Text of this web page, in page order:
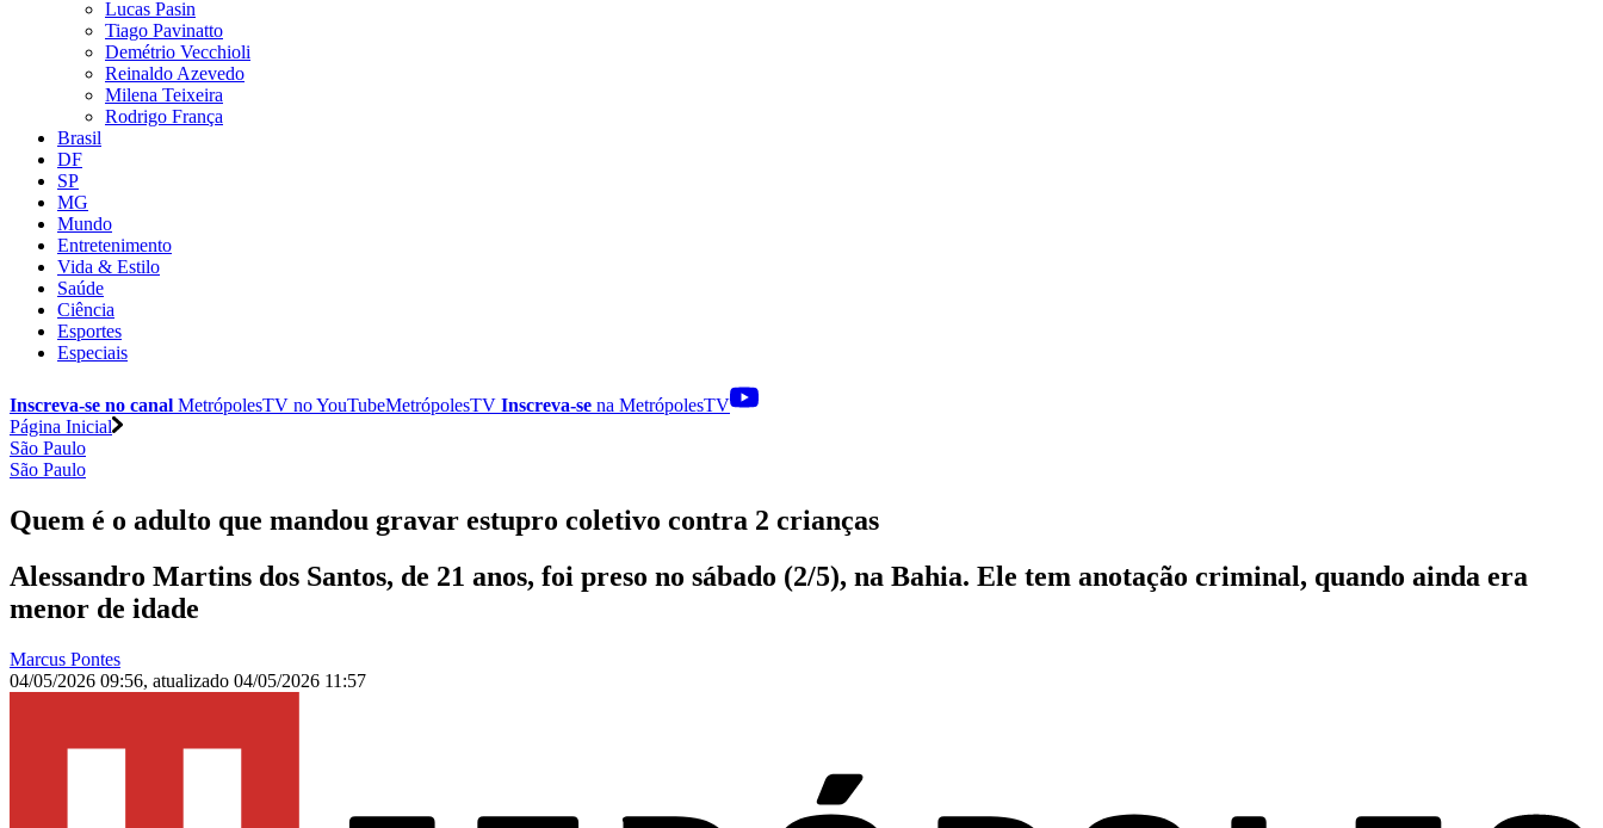
Lucas Pasin
Tiago Pavinatto
Demétrio Vecchioli
Reinaldo Azevedo
Milena Teixeira
Rodrigo França
Brasil
DF
SP
MG
Mundo
Entretenimento
Vida & Estilo
Saúde
Ciência
Esportes
Especiais
Inscreva-se no canal MetrópolesTV noYouTubeMetrópolesTV Inscreva-se na MetrópolesTV
Página Inicial
São Paulo
São Paulo
Quem é o adulto que mandou gravar estupro coletivo contra 2 crianças
Alessandro Martins dos Santos, de 21 anos, foi preso no sábado (2/5), na Bahia. Ele tem anotação criminal, quando ainda era
menor de idade
Marcus Pontes
04/05/2026 09:56, atualizado 04/05/2026 11:57